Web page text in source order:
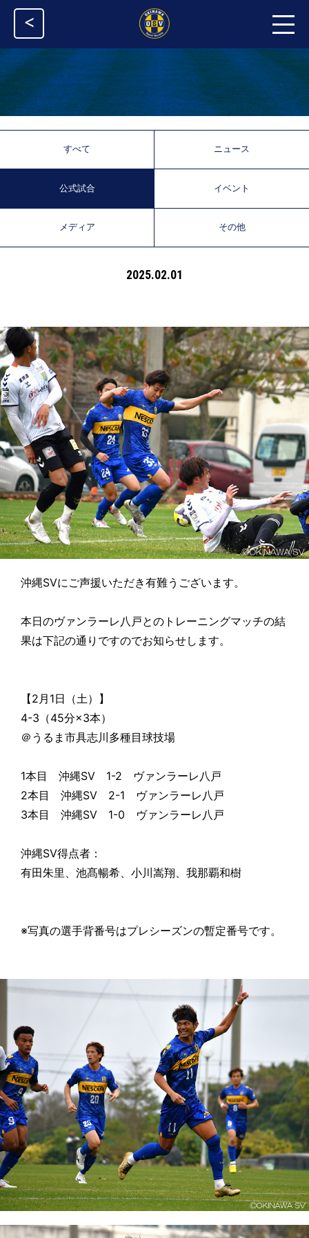
<
すべて ニュース
公式試合 イベント
メディア その他
2025.02.01
沖縄SVにご声援いただき有難うございます。
本日のヴァンラーレ八戸とのトレーニングマッチの結
果は下記の通りですのでお知らせします。
【2月1日（土）】
4-3（45分×3本）
＠うるま市具志川多種目球技場
1本目 沖縄SV 1-2 ヴァンラーレ八戸
2本目 沖縄SV 2-1 ヴァンラーレ八戸
3本目 沖縄SV 1-0 ヴァンラーレ八戸
沖縄SV得点者：
有田朱里、池髙暢希、小川嵩翔、我那覇和樹
※写真の選手背番号はプレシーズンの暫定番号です。